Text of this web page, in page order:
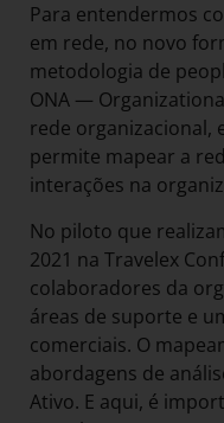
Para entendermos
em rede, no novo
metodologia de
ONA —
rede organizacional,
permite mapear a
interações na
No piloto que
2021 na Travelex
colaboradores da
áreas de suporte e
comerciais. O
abordagens de
Ativo. E aqui, é